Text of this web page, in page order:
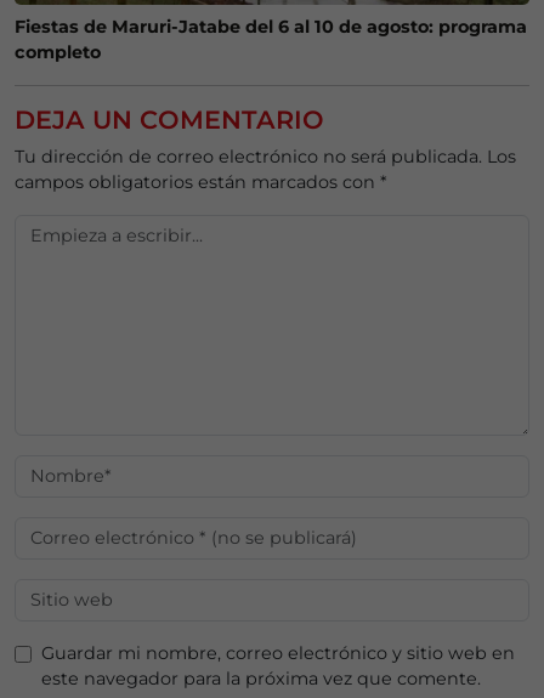
Fiestas de Maruri-Jatabe del 6 al 10 de agosto: programa
completo
DEJA UN COMENTARIO
Tu dirección de correo electrónico no será publicada. Los
campos obligatorios están marcados con *
Guardar mi nombre, correo electrónico y sitio web en
este navegador para la próxima vez que comente.